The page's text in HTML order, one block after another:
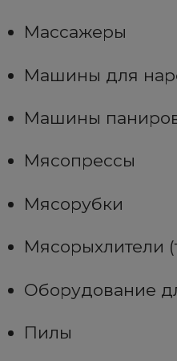
Массажеры
Машины для
Машины
Мясопрессы
Мясорубки
Мясорыхлители
Оборудование
Пилы